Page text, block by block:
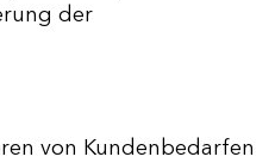
der
von Kundenbedarfen